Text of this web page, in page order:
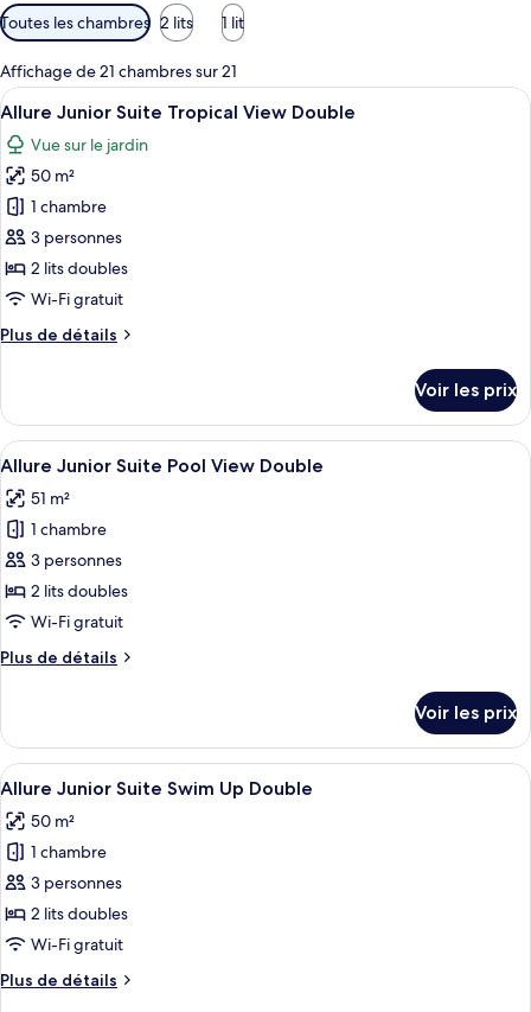
Filtres
disponibles
pour
les
chambres
Toutes les chambres 2 lits 1 lit
Affichage de 21 chambres sur 21
Afficher
toutes
les
photos
pour
ce
type
de
chambre :
Allure
Tropical
View
Double
Une chambre d’hôtel moderne
5
Allure Junior Suite Tropical View Double
Vue sur le jardin
50 m²
1 chambre
3 personnes
2 lits doubles
Wi-Fi gratuit
Plus de détails
Plus
le
type
de
Allure
Junior
Tropical
View
Double
Voir les prix
Afficher
toutes
les
photos
pour
ce
type
chambre :
Suite
Pool
View
Double
Une chambre d’hôtel moderne
5
Allure Junior Suite Pool View Double
51 m²
1 chambre
3 personnes
2 lits doubles
Wi-Fi gratuit
Plus de détails
Plus
le
type
de
Allure
Junior
Pool
View
Double
Voir les prix
Afficher
toutes
les
photos
pour
ce
type
chambre :
Une chambre d’hôtel moderne
5
Allure Junior Suite Swim Up Double
50 m²
1 chambre
3 personnes
2 lits doubles
Wi-Fi gratuit
Plus de détails
Plus